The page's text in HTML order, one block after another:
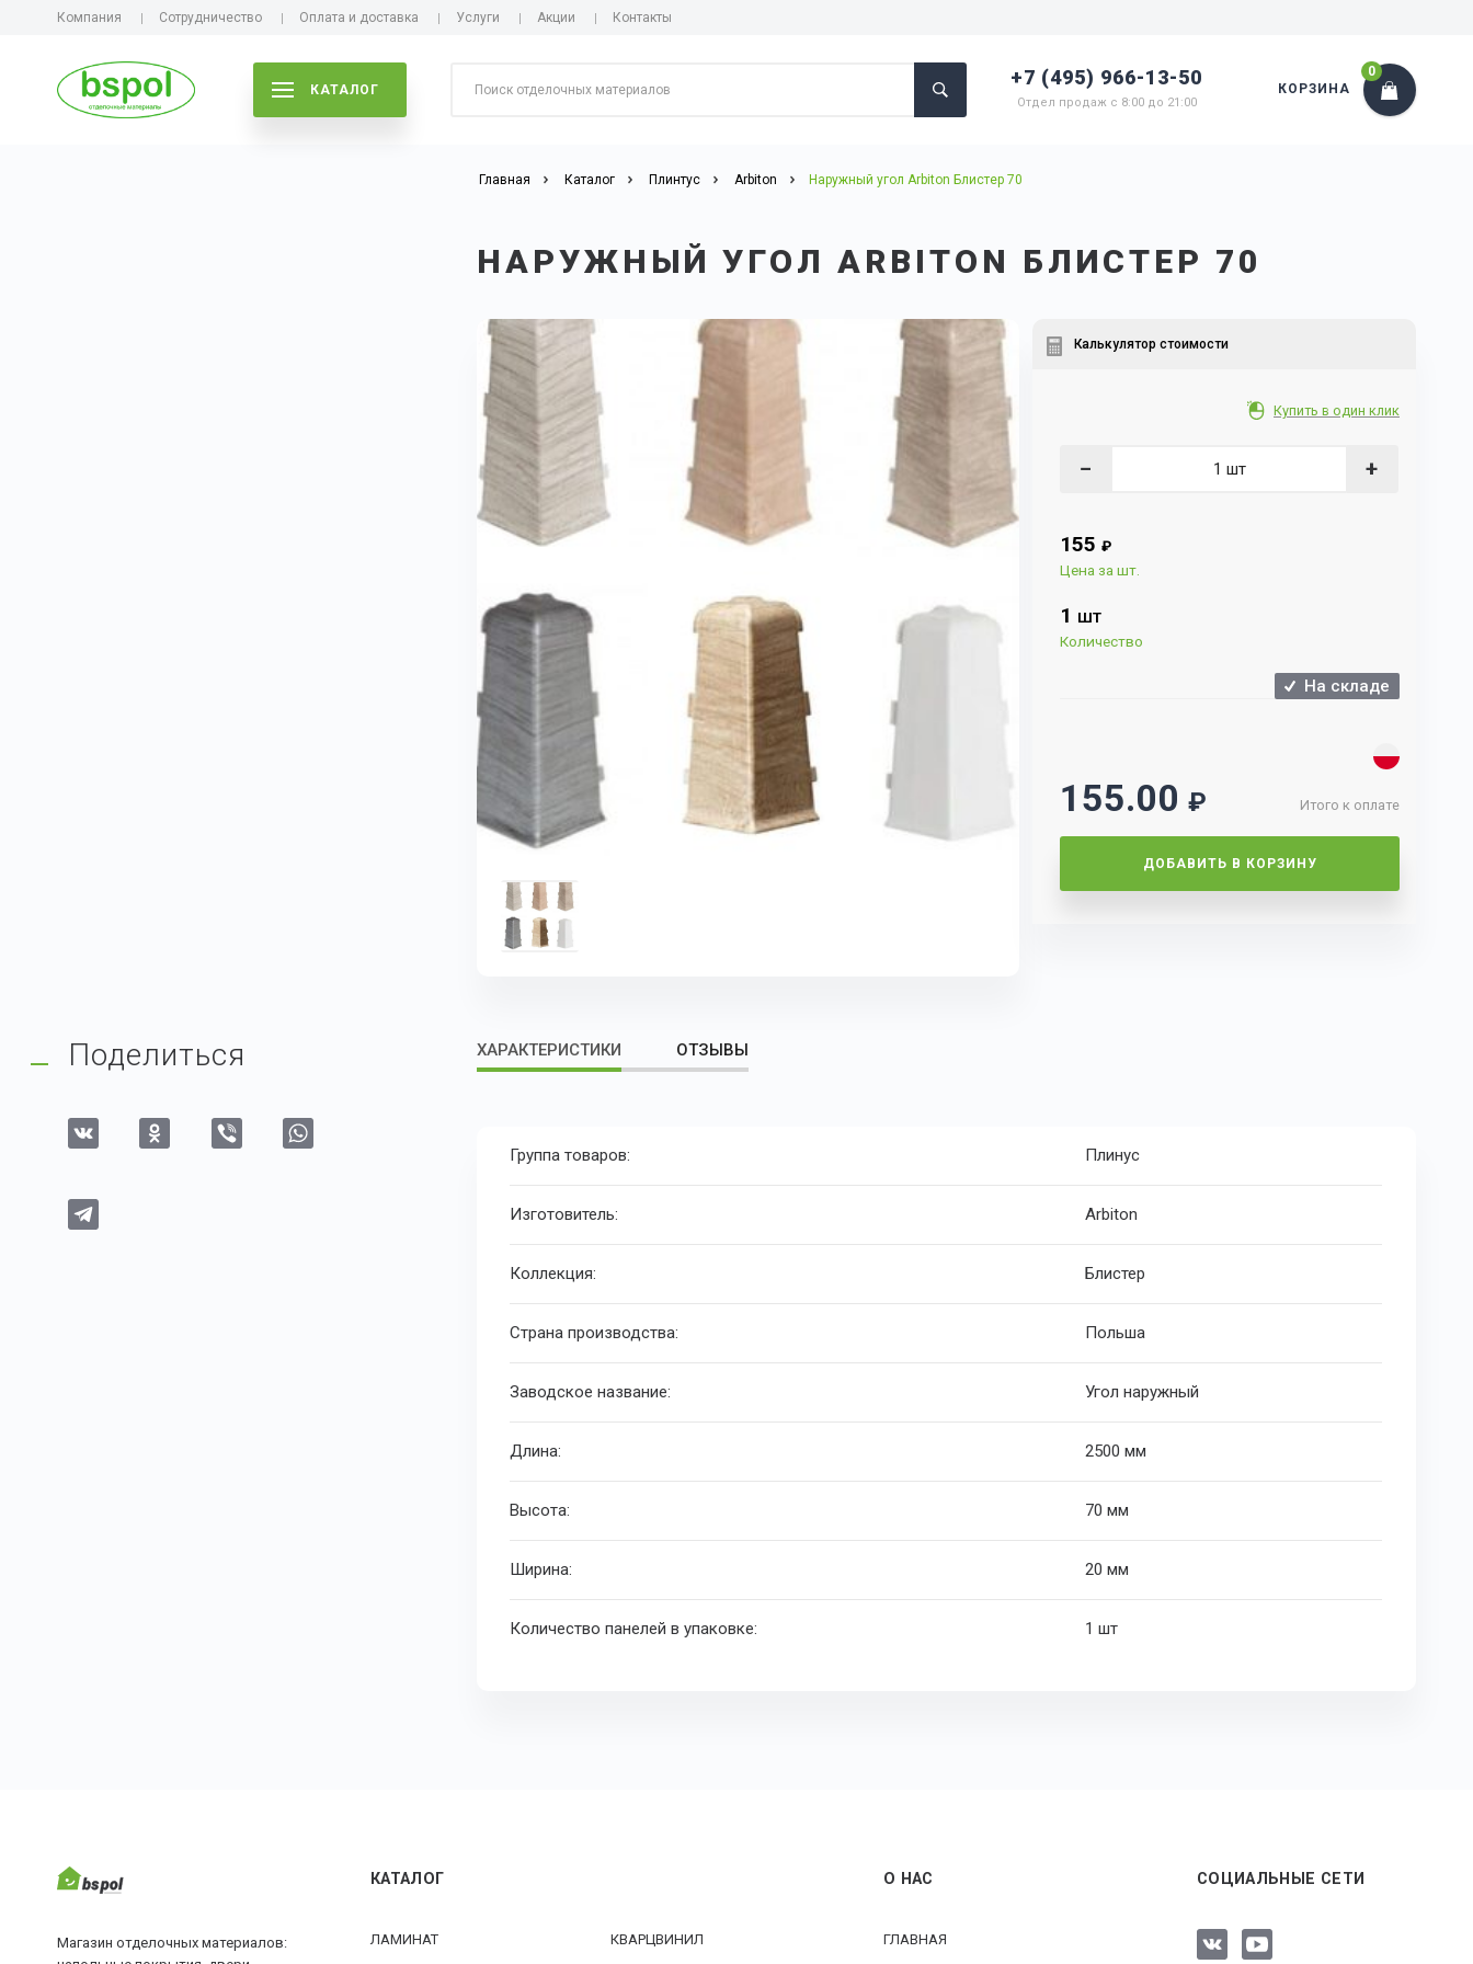
Компания Сотрудничество Оплата и доставка Услуги Акции Контакты
КАТАЛОГ
+7 (495) 966-13-50
Отдел продаж с 8:00 до 21:00
КОРЗИНА
0
Главная Каталог Плинтус Arbiton Наружный угол Arbiton Блистер 70
НАРУЖНЫЙ УГОЛ ARBITON БЛИСТЕР 70
Калькулятор стоимости
Купить в один клик
− +
155 ₽
Цена за шт.
1 ШТ
Количество
На складе
Итого к оплате
155.00 ₽
ДОБАВИТЬ В КОРЗИНУ
ХАРАКТЕРИСТИКИ ОТЗЫВЫ
Группа товаров: Плинус
Изготовитель: Arbiton
Коллекция: Блистер
Страна производства: Польша
Заводское название: Угол наружный
Длина: 2500 мм
Высота: 70 мм
Ширина: 20 мм
Количество панелей в упаковке: 1 шт
Поделиться
Магазин отделочных материалов:
КАТАЛОГ
ЛАМИНАТ КВАРЦВИНИЛ
О НАС
ГЛАВНАЯ
СОЦИАЛЬНЫЕ СЕТИ